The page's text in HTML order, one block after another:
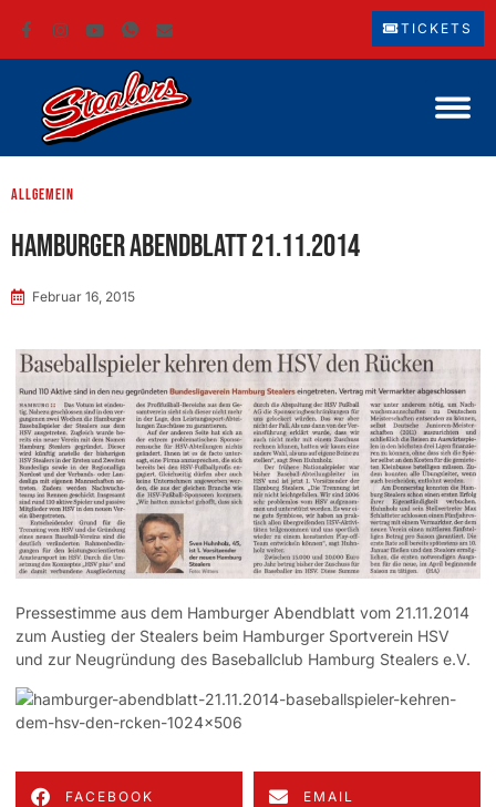
TICKETS
Allgemein
Hamburger Abendblatt 21.11.2014
Februar 16, 2015
Pressestimme aus dem Hamburger Abendblatt vom 21.11.2014
zum Austieg der Stealers beim Hamburger Sportverein HSV
und zur Neugründung des Baseballclub Hamburg Stealers e.V.
FACEBOOK EMAIL